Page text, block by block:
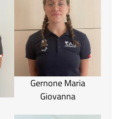
Gernone Maria
Giovanna